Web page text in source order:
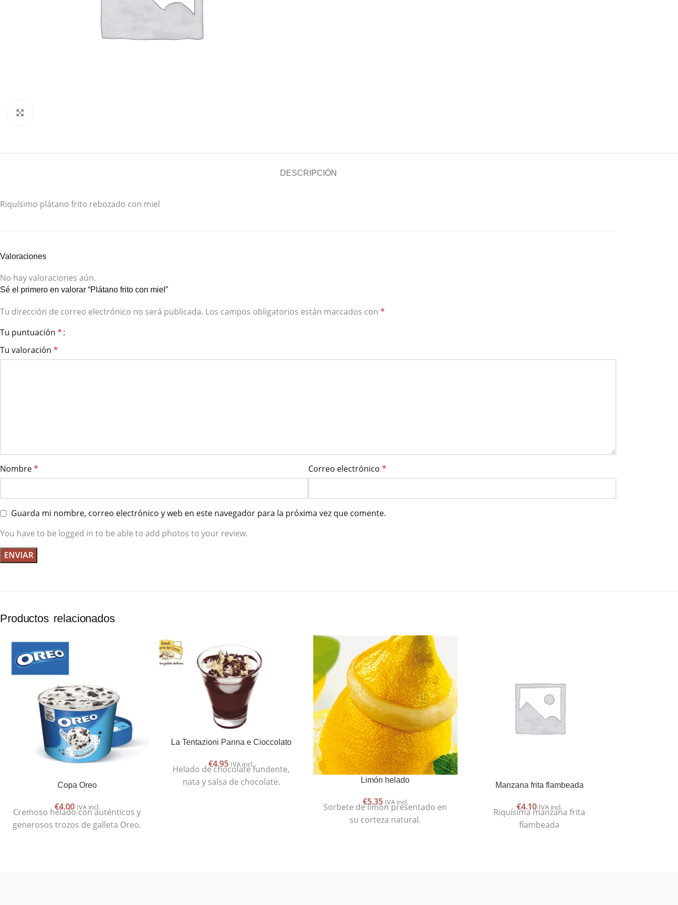
DESCRIPCIÓN
Riquísimo plátano frito rebozado con miel
Valoraciones
No hay valoraciones aún.
Sé el primero en valorar “Plátano frito con miel”
Tu dirección de correo electrónico no será publicada. Los campos obligatorios están marcados con *
Tu puntuación *
Tu valoración *
Nombre* Correo electrónico *
Guarda mi nombre, correo electrónico y web en este navegador para la próxima vez que comente.
You have to be logged in to be able to add photos to your review.
Productos relacionados
Copa Oreo
€4.00 IVA incl.
Cremoso helado con auténticos y
generosos trozos de galleta Oreo.
La Tentazioni Panna e Cioccolato
€4.95 IVA incl.
Helado de chocolate fundente,
nata y salsa de chocolate.
Limón helado
€5.35 IVA incl.
Sorbete de limón presentado en
su corteza natural.
Manzana frita flambeada
€4.10 IVA incl.
Riquísima manzana frita
flambeada